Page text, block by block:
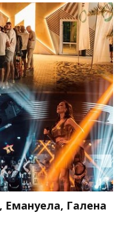
Емануела, Галена